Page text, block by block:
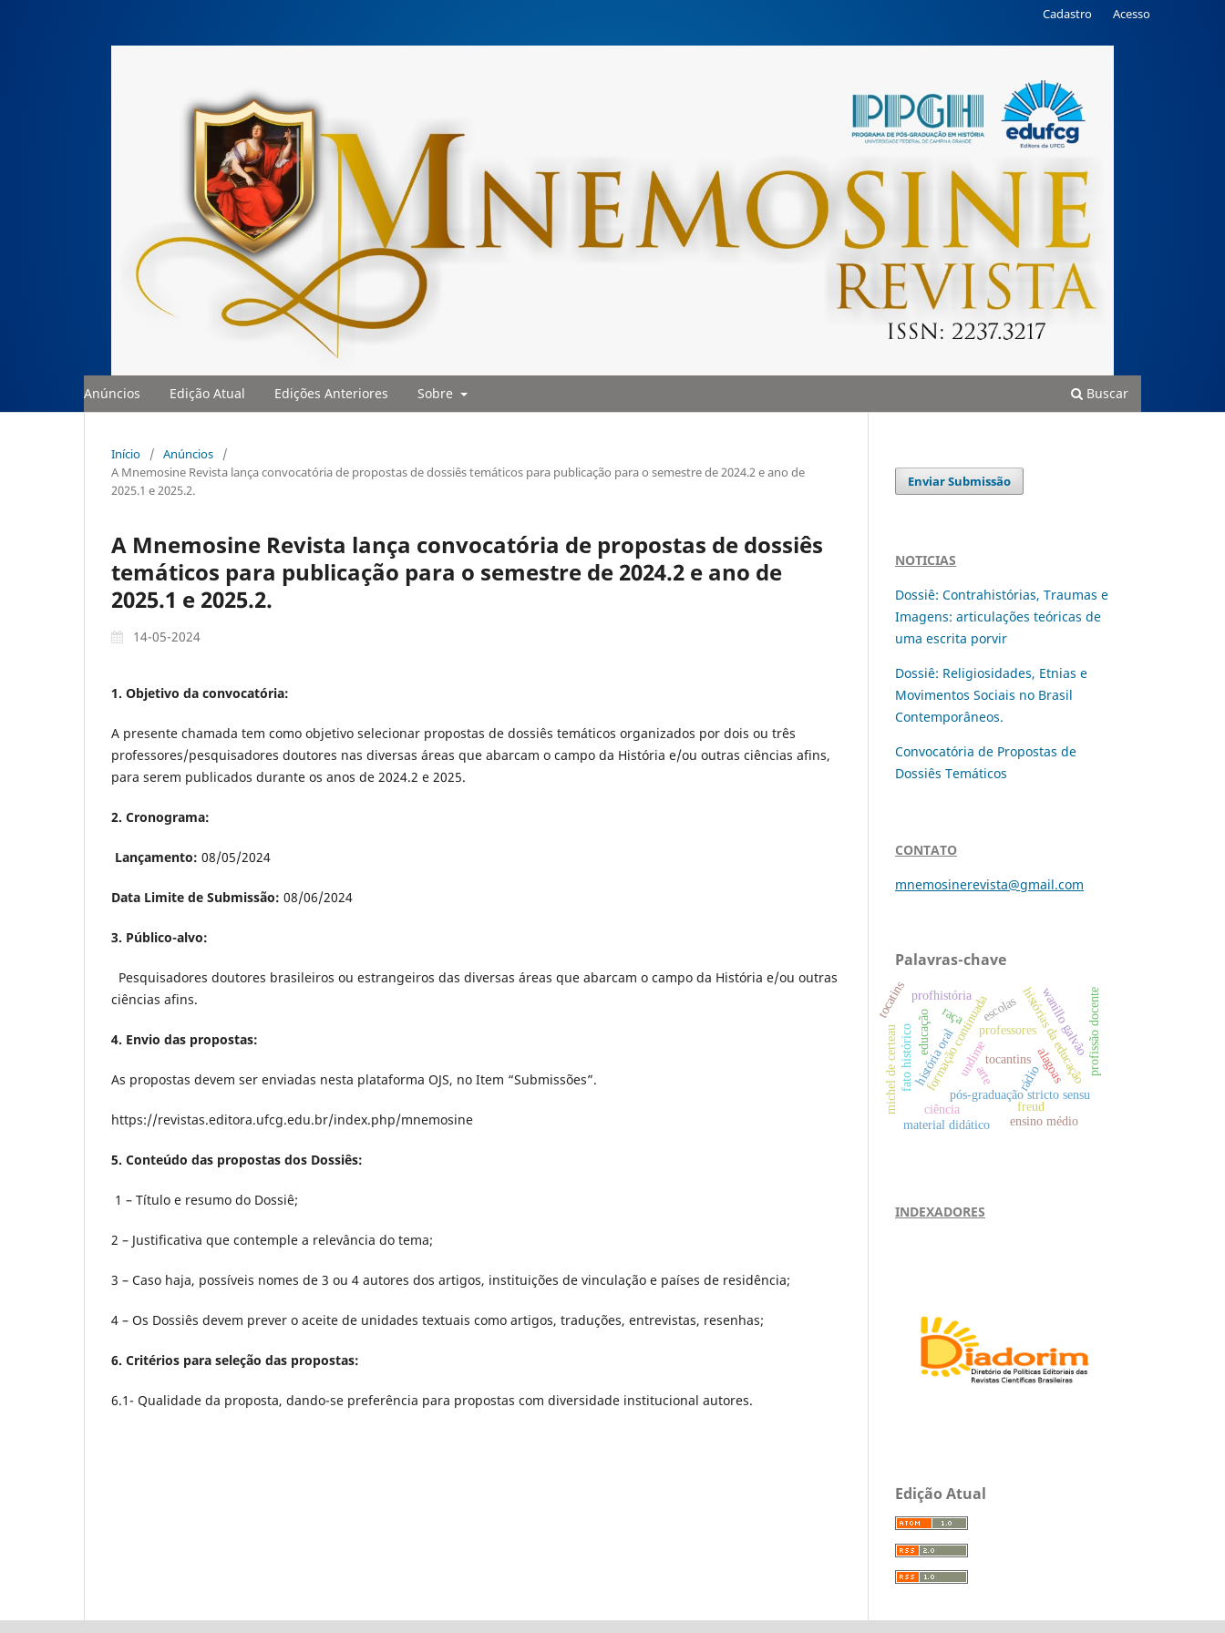
Anúncios Edição Atual Edições Anteriores Sobre Buscar
Cadastro Acesso
Início / Anúncios
/
A Mnemosine Revista lança convocatória de propostas de dossiês temáticos para publicação para o semestre de 2024.2 e ano de
2025.1 e 2025.2.
A Mnemosine Revista lança convocatória de propostas de dossiês
temáticos para publicação para o semestre de 2024.2 e ano de
2025.1 e 2025.2.
14-05-2024
1. Objetivo da convocatória:
A presente chamada tem como objetivo selecionar propostas de dossiês temáticos organizados por dois ou três
professores/pesquisadores doutores nas diversas áreas que abarcam o campo da História e/ou outras ciências afins,
para serem publicados durante os anos de 2024.2 e 2025.
2. Cronograma:
Lançamento: 08/05/2024
Data Limite de Submissão: 08/06/2024
3. Público-alvo:
Pesquisadores doutores brasileiros ou estrangeiros das diversas áreas que abarcam o campo da História e/ou outras
ciências afins.
4. Envio das propostas:
As propostas devem ser enviadas nesta plataforma OJS, no Item “Submissões”.
https://revistas.editora.ufcg.edu.br/index.php/mnemosine
5. Conteúdo das propostas dos Dossiês:
1 – Título e resumo do Dossiê;
2 – Justificativa que contemple a relevância do tema;
3 – Caso haja, possíveis nomes de 3 ou 4 autores dos artigos, instituições de vinculação e países de residência;
4 – Os Dossiês devem prever o aceite de unidades textuais como artigos, traduções, entrevistas, resenhas;
6. Critérios para seleção das propostas:
6.1- Qualidade da proposta, dando-se preferência para propostas com diversidade institucional autores.
Enviar Submissão
NOTICIAS
Dossiê: Contrahistórias, Traumas e
Imagens: articulações teóricas de
uma escrita porvir
Dossiê: Religiosidades, Etnias e
Movimentos Sociais no Brasil
Contemporâneos.
Convocatória de Propostas de
Dossiês Temáticos
CONTATO
mnemosinerevista@gmail.com
Palavras-chave
formação continuada
pós-graduação stricto sensu
história oral
educação
undimetocantins
profhistória
professoreshistórias da educação
escolas
fato histórico arte
ciência
wanillo galvão
alagoas profissão docente
tocatins
michel de certeau freud
material didático ensino médio
raça
rádio
INDEXADORES
Edição Atual